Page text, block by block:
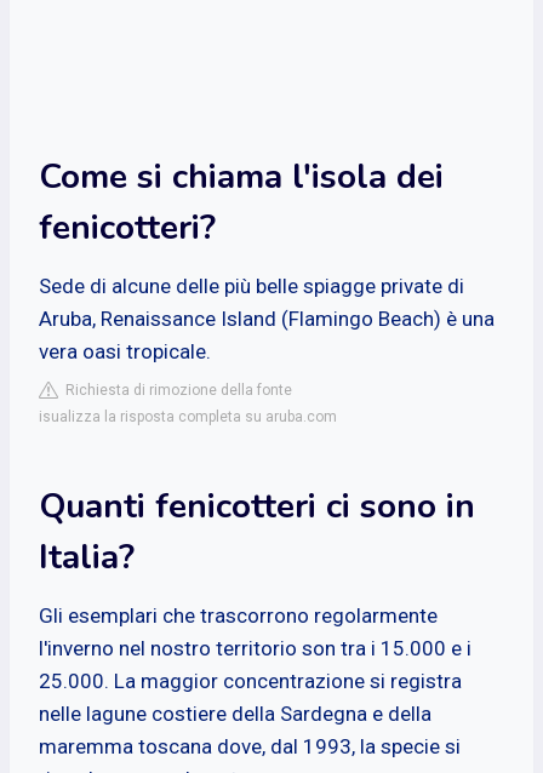
Come si chiama l'isola dei
fenicotteri?
Sede di alcune delle più belle spiagge private di
Aruba, Renaissance Island (Flamingo Beach) è una
vera oasi tropicale.
Richiesta di rimozione della fonte
isualizza la risposta completa su aruba.com
Quanti fenicotteri ci sono in
Italia?
Gli esemplari che trascorrono regolarmente
l'inverno nel nostro territorio son tra i 15.000 e i
25.000. La maggior concentrazione si registra
nelle lagune costiere della Sardegna e della
maremma toscana dove, dal 1993, la specie si